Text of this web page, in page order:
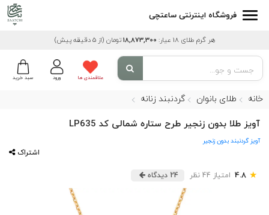
فروشگاه اینترنتی ساعتچی
هر گرم طلای 18 عیار: 18,873,300تومان (از 5 دقیقه پیش)
سبد خرید ورود علاقمندی ها
خانه طلای بانوان گردنبند زنانه
آویز طلا بدون زنجیر طرح ستاره شمالی کد LP635
آویز گردنبند بدون زنجیر
اشتراک
★
4.8 امتیاز 44 نظر 24 دیدگاه